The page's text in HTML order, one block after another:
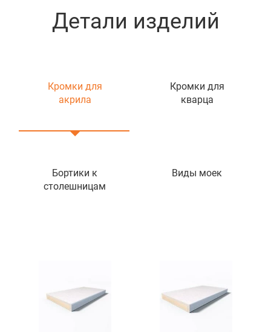
Детали изделий
Кромки для
акрила
Кромки для
кварца
Бортики к
столешницам
Виды моек